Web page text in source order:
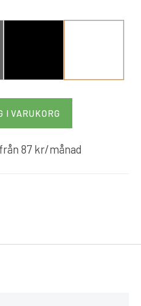
I VARUKORG
87 kr/månad